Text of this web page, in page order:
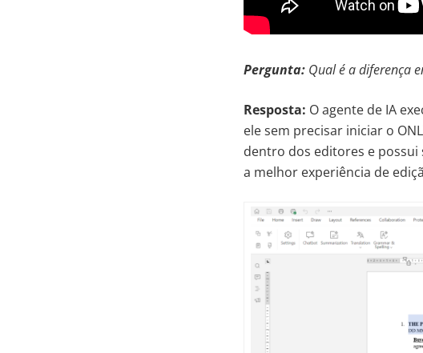
Pergunta: Qual é a diferença
Resposta: O agente de IA
ele sem precisar iniciar o
dentro dos editores e
a melhor experiência de